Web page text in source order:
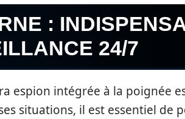
:
24/7
espion intégrée à la poignée
situations, il est essentiel de